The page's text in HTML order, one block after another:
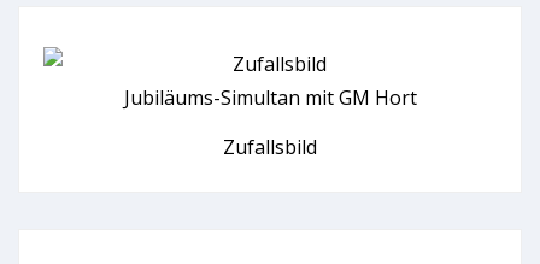
Jubiläums-Simultan mit GM Hort
Zufallsbild